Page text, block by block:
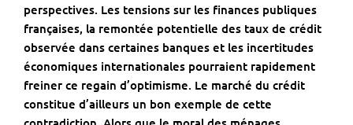
perspectives. Les tensions sur les finances publiques
françaises, la remontée potentielle des taux de crédit
observée dans certaines banques et les incertitudes
économiques internationales pourraient rapidement
freiner ce regain d’optimisme. Le marché du crédit
constitue d’ailleurs un bon exemple de cette